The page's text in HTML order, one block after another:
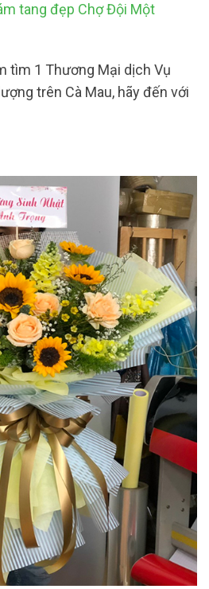
tang đẹp Chợ Đội Một
tìm 1 Thương Mại dịch Vụ
trên Cà Mau, hãy đến với